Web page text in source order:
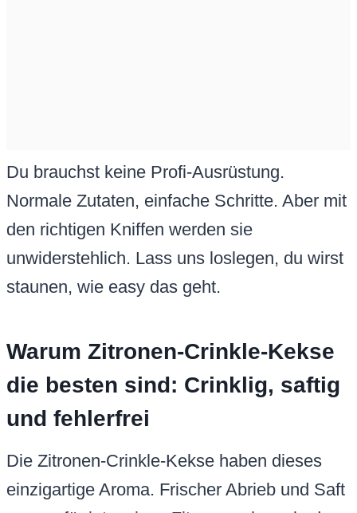
Du brauchst keine Profi-Ausrüstung.
Normale Zutaten, einfache Schritte. Aber mit
den richtigen Kniffen werden sie
unwiderstehlich. Lass uns loslegen, du wirst
staunen, wie easy das geht.
Warum Zitronen-Crinkle-Kekse
die besten sind: Crinklig, saftig
und fehlerfrei
Die Zitronen-Crinkle-Kekse haben dieses
einzigartige Aroma. Frischer Abrieb und Saft